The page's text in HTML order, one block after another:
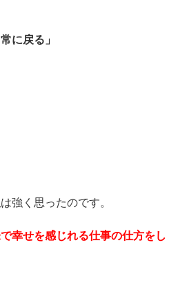
に戻る」
強く思ったのです。
幸せを感じれる仕事の仕方をし